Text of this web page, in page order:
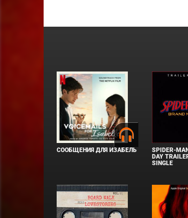
СООБЩЕНИЯ ДЛЯ ИЗАБЕЛЬ
SPIDER-
DAY
SINGLE